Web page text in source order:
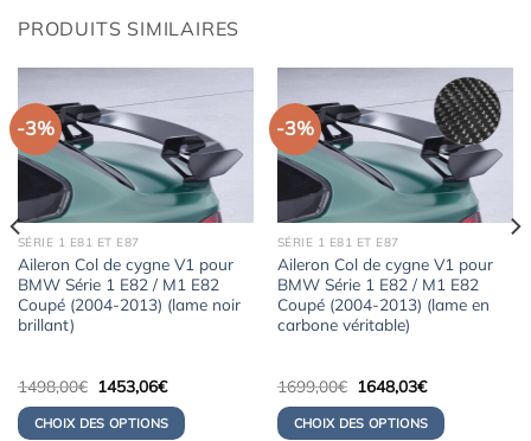
PRODUITS SIMILAIRES
-3%
SÉRIE 1 E81 ET E87
Aileron Col de cygne V1 pour
BMW Série 1 E82 / M1 E82
Coupé (2004-2013) (lame noir
brillant)
1498,00€ Le
prix
initial
était :
1453,06€Le
actuel
est :
CHOIX DES OPTIONS
-3%
SÉRIE 1 E81 ET E87
Aileron Col de cygne V1 pour
BMW Série 1 E82 / M1 E82
Coupé (2004-2013) (lame en
carbone véritable)
1699,00€ Le
prix
initial
était :
1648,03€Le
actuel
est :
CHOIX DES OPTIONS